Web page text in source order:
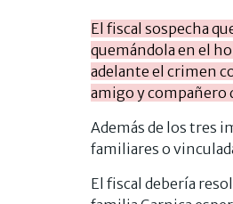
El fiscal sospecha
quemándola en el
adelante el crimen
amigo y compañero
Además de los tres
familiares o
El fiscal debería